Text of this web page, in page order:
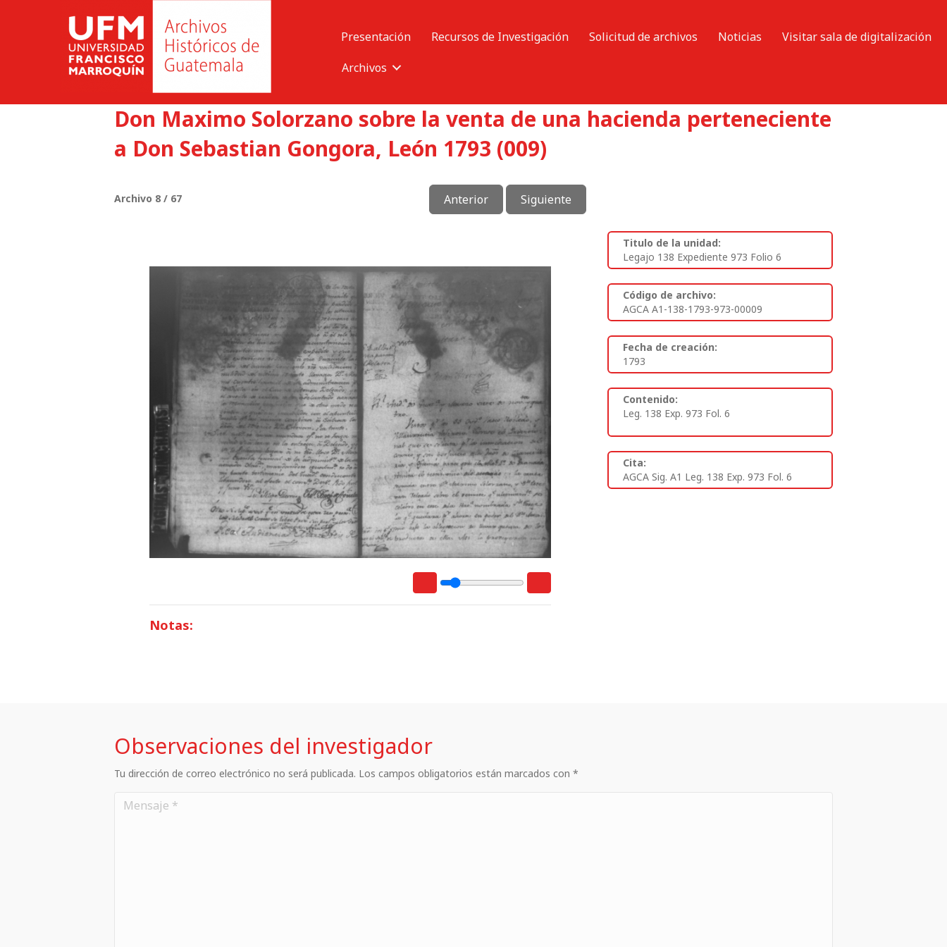
Presentación Recursos de Investigación Solicitud de archivos Noticias
Visitar sala de digitalización
Archivos
Don Maximo Solorzano sobre la venta de una hacienda perteneciente
a Don Sebastian Gongora, León 1793 (009)
Archivo 8 / 67 Anterior Siguiente
Notas:
Titulo de la unidad:
Legajo 138 Expediente 973 Folio 6
Código de archivo:
AGCA A1-138-1793-973-00009
Fecha de creación:
1793
Contenido:
Leg. 138 Exp. 973 Fol. 6
Cita:
AGCA Sig. A1 Leg. 138 Exp. 973 Fol. 6
Observaciones del investigador
Tu dirección de correo electrónico no será publicada. Los campos obligatorios están marcados con *